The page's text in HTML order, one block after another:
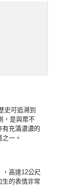
史可追溯到
，是與眾不
有充滿濃濃的
一。
高達12公尺
生的表情非常